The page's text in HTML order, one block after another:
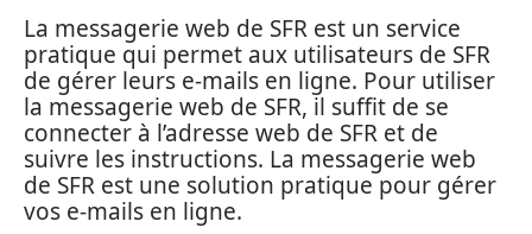
La messagerie web de SFR est un service
pratique qui permet aux utilisateurs de SFR
de gérer leurs e-mails en ligne. Pour utiliser
la messagerie web de SFR, il suffit de se
connecter à l’adresse web de SFR et de
suivre les instructions. La messagerie web
de SFR est une solution pratique pour gérer
vos e-mails en ligne.